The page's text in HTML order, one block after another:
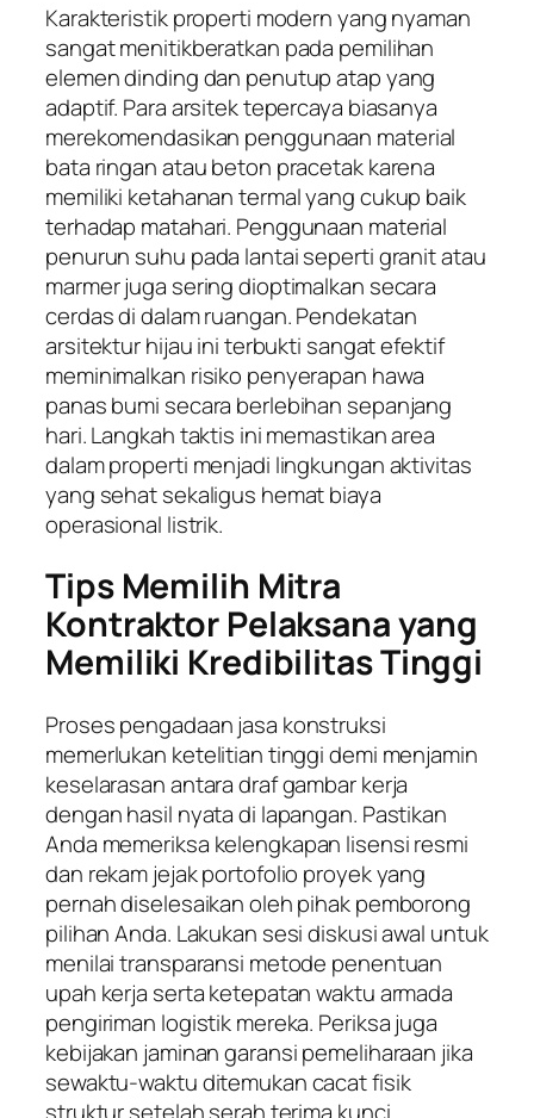
Karakteristik properti modern yang nyaman
sangat menitikberatkan pada pemilihan
elemen dinding dan penutup atap yang
adaptif. Para arsitek tepercaya biasanya
merekomendasikan penggunaan material
bata ringan atau beton pracetak karena
memiliki ketahanan termal yang cukup baik
terhadap matahari. Penggunaan material
penurun suhu pada lantai seperti granit atau
marmer juga sering dioptimalkan secara
cerdas di dalam ruangan. Pendekatan
arsitektur hijau ini terbukti sangat efektif
meminimalkan risiko penyerapan hawa
panas bumi secara berlebihan sepanjang
hari. Langkah taktis ini memastikan area
dalam properti menjadi lingkungan aktivitas
yang sehat sekaligus hemat biaya
operasional listrik.
Tips Memilih Mitra
Kontraktor Pelaksana yang
Memiliki Kredibilitas Tinggi
Proses pengadaan jasa konstruksi
memerlukan ketelitian tinggi demi menjamin
keselarasan antara draf gambar kerja
dengan hasil nyata di lapangan. Pastikan
Anda memeriksa kelengkapan lisensi resmi
dan rekam jejak portofolio proyek yang
pernah diselesaikan oleh pihak pemborong
pilihan Anda. Lakukan sesi diskusi awal untuk
menilai transparansi metode penentuan
upah kerja serta ketepatan waktu armada
pengiriman logistik mereka. Periksa juga
kebijakan jaminan garansi pemeliharaan jika
sewaktu-waktu ditemukan cacat fisik